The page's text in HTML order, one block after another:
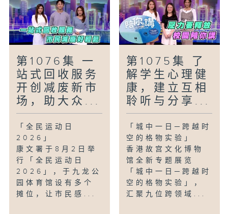
第1076集 一
站式回收服务
开创减废新市
场，助大众...
「全民运动日
2026」
康文署于8月2日举
行「全民运动日
2026」，于九龙公
园体育馆设有多个
摊位，让市民感...
第1075集 了
解学生心理健
康，建立互相
聆听与分享...
「城中一日─跨越时
空的格物实验」
香港故宫文化博物
馆全新专题展览
「城中一日─跨越时
空的格物实验」，
汇聚九位跨领域...